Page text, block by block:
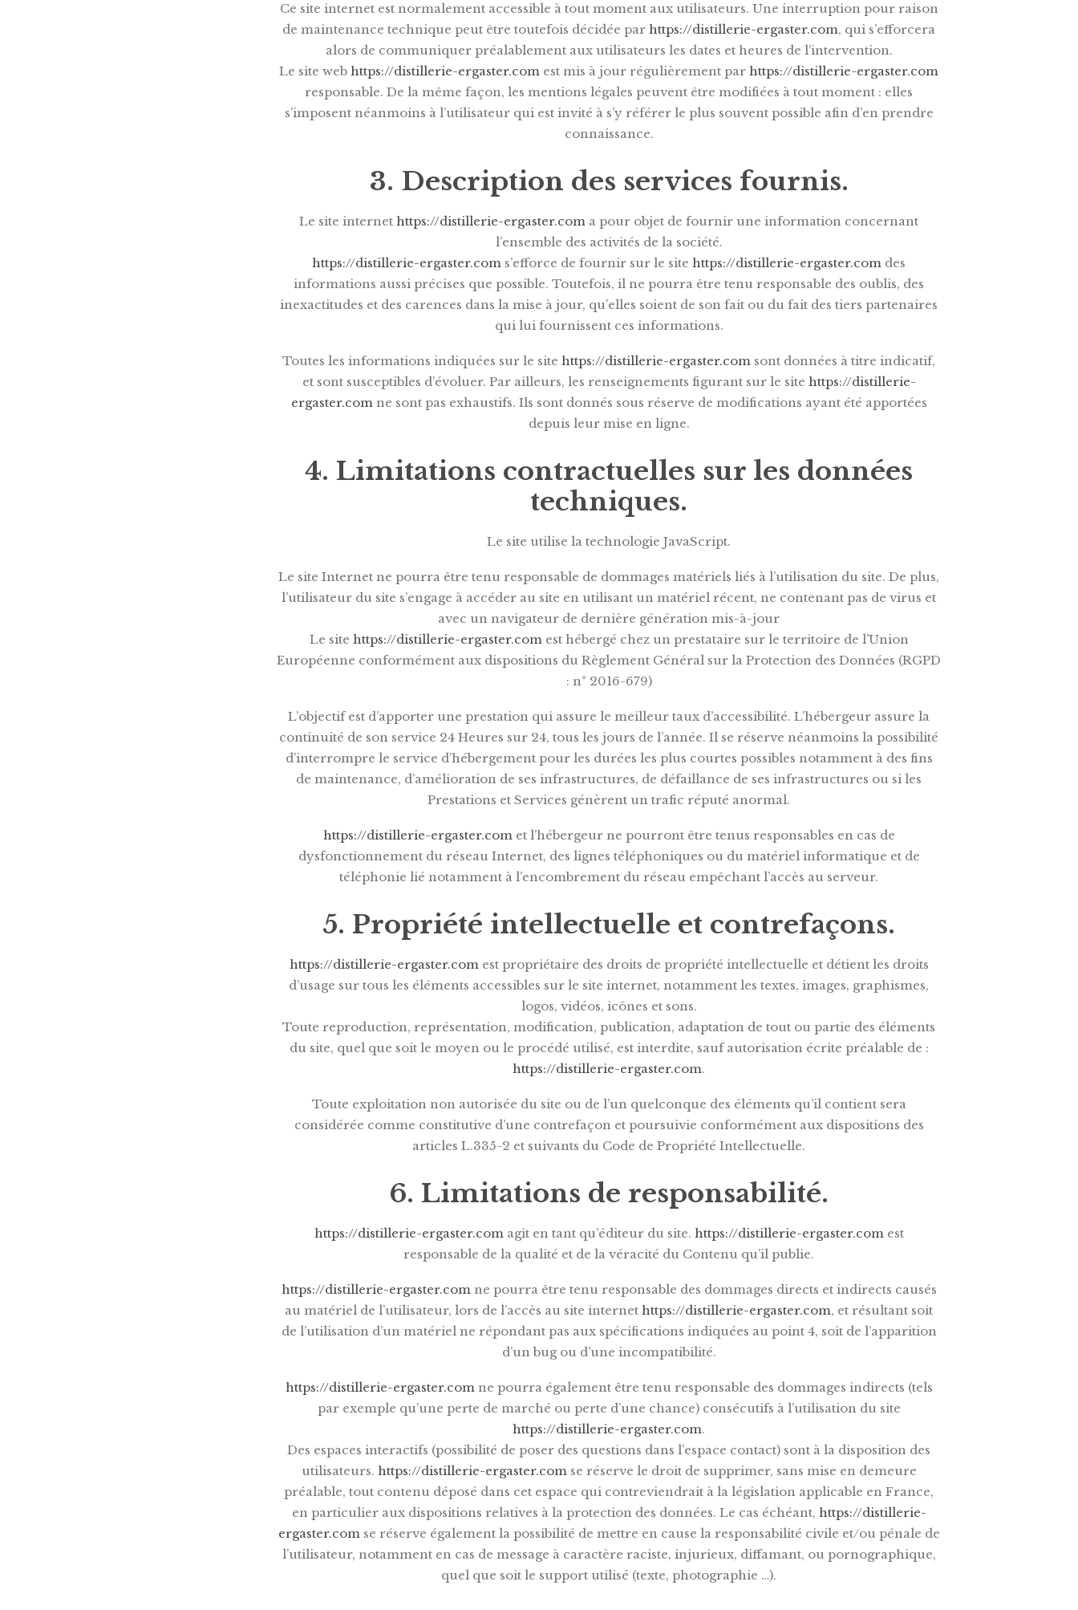
Ce site internet est normalement accessible à tout moment aux utilisateurs. Une interruption pour raison
de maintenance technique peut être toutefois décidée par https://distillerie-ergaster.com, qui s’efforcera
alors de communiquer préalablement aux utilisateurs les dates et heures de l’intervention.
Le site web https://distillerie-ergaster.com est mis à jour régulièrement par https://distillerie-ergaster.com
responsable. De la même façon, les mentions légales peuvent être modifiées à tout moment : elles
s’imposent néanmoins à l’utilisateur qui est invité à s’y référer le plus souvent possible afin d’en prendre
connaissance.
3. Description des services fournis.
Le site internet https://distillerie-ergaster.com a pour objet de fournir une information concernant
l’ensemble des activités de la société.
https://distillerie-ergaster.com s’efforce de fournir sur le site https://distillerie-ergaster.com des
informations aussi précises que possible. Toutefois, il ne pourra être tenu responsable des oublis, des
inexactitudes et des carences dans la mise à jour, qu’elles soient de son fait ou du fait des tiers partenaires
qui lui fournissent ces informations.
Toutes les informations indiquées sur le site https://distillerie-ergaster.com sont données à titre indicatif,
et sont susceptibles d’évoluer. Par ailleurs, les renseignements figurant sur le site https://distillerie-
ergaster.comne sont pas exhaustifs. Ils sont donnés sous réserve de modifications ayant été apportées
depuis leur mise en ligne.
4. Limitations contractuelles sur les données
techniques.
Le site utilise la technologie JavaScript.
Le site Internet ne pourra être tenu responsable de dommages matériels liés à l’utilisation du site. De plus,
l’utilisateur du site s’engage à accéder au site en utilisant un matériel récent, ne contenant pas de virus et
avec un navigateur de dernière génération mis-à-jour
Le site https://distillerie-ergaster.comest hébergé chez un prestataire sur le territoire de l’Union
Européenne conformément aux dispositions du Règlement Général sur la Protection des Données (RGPD
: n° 2016-679)
L’objectif est d’apporter une prestation qui assure le meilleur taux d’accessibilité. L’hébergeur assure la
continuité de son service 24 Heures sur 24, tous les jours de l’année. Il se réserve néanmoins la possibilité
d’interrompre le service d’hébergement pour les durées les plus courtes possibles notamment à des fins
de maintenance, d’amélioration de ses infrastructures, de défaillance de ses infrastructures ou si les
Prestations et Services génèrent un trafic réputé anormal.
https://distillerie-ergaster.comet l’hébergeur ne pourront être tenus responsables en cas de
dysfonctionnement du réseau Internet, des lignes téléphoniques ou du matériel informatique et de
téléphonie lié notamment à l’encombrement du réseau empêchant l’accès au serveur.
5. Propriété intellectuelle et contrefaçons.
https://distillerie-ergaster.comest propriétaire des droits de propriété intellectuelle et détient les droits
d’usage sur tous les éléments accessibles sur le site internet, notamment les textes, images, graphismes,
logos, vidéos, icônes et sons.
Toute reproduction, représentation, modification, publication, adaptation de tout ou partie des éléments
du site, quel que soit le moyen ou le procédé utilisé, est interdite, sauf autorisation écrite préalable de :
https://distillerie-ergaster.com.
Toute exploitation non autorisée du site ou de l’un quelconque des éléments qu’il contient sera
considérée comme constitutive d’une contrefaçon et poursuivie conformément aux dispositions des
articles L.335-2 et suivants du Code de Propriété Intellectuelle.
6. Limitations de responsabilité.
https://distillerie-ergaster.comagit en tant qu’éditeur du site. https://distillerie-ergaster.comest
responsable de la qualité et de la véracité du Contenu qu’il publie.
https://distillerie-ergaster.comne pourra être tenu responsable des dommages directs et indirects causés
au matériel de l’utilisateur, lors de l’accès au site internet https://distillerie-ergaster.com, et résultant soit
de l’utilisation d’un matériel ne répondant pas aux spécifications indiquées au point 4, soit de l’apparition
d’un bug ou d’une incompatibilité.
https://distillerie-ergaster.comne pourra également être tenu responsable des dommages indirects (tels
par exemple qu’une perte de marché ou perte d’une chance) consécutifs à l’utilisation du site
https://distillerie-ergaster.com.
Des espaces interactifs (possibilité de poser des questions dans l’espace contact) sont à la disposition des
utilisateurs. https://distillerie-ergaster.comse réserve le droit de supprimer, sans mise en demeure
préalable, tout contenu déposé dans cet espace qui contreviendrait à la législation applicable en France,
en particulier aux dispositions relatives à la protection des données. Le cas échéant, https://distillerie-
ergaster.comse réserve également la possibilité de mettre en cause la responsabilité civile et/ou pénale de
l’utilisateur, notamment en cas de message à caractère raciste, injurieux, diffamant, ou pornographique,
quel que soit le support utilisé (texte, photographie …).